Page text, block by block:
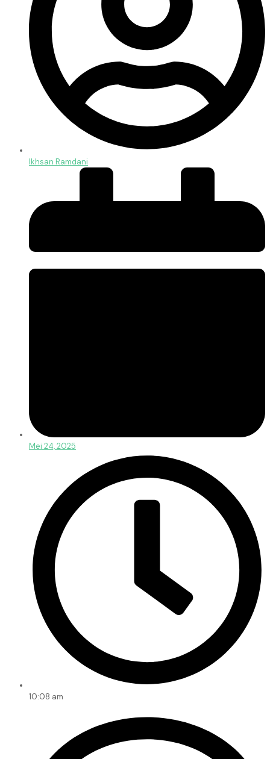
Ikhsan Ramdani
Mei 24, 2025
10:08 am